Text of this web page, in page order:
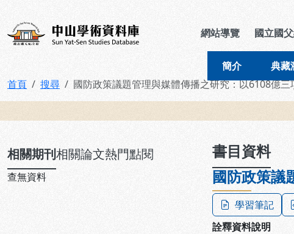
中山學術資料庫 網站導覽 國立國
簡介 典藏
首頁 搜尋 國防政策議題管理與媒體傳播之研究：以6108億三
相關期刊相關論文熱門點閱
查無資料
書目資料
國防政策議
學習筆記
詮釋資料說明